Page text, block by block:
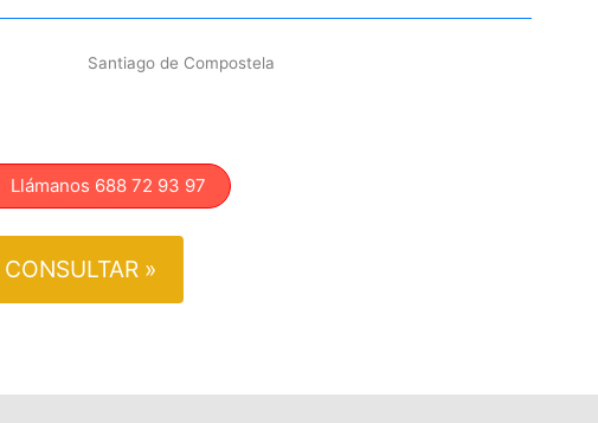
Santiago de Compostela
688 72 93 97
CONSULTAR »